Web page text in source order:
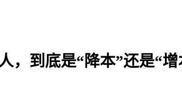
，到底是“降本”还是“增